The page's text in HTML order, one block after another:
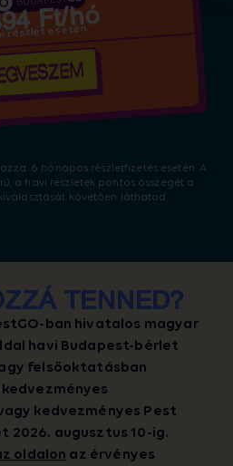
Ft/hó
részlet esetén
6 hónapos részletfizetés esetén. A
a havi részletek pontos összegét a
követően láthatod.
TENNED?
ban hivatalos magyar
havi Budapest-bérlet
felsőoktatásban
kedvezményes Pest
2026. augusztus 10-ig.
oldalon az érvényes